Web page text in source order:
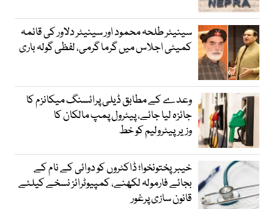
سینیٹر طلحہ محمود اور سینیٹر دلاور کی قائمہ
کمیٹی اجلاس میں گرما گرمی، لفظی گولہ باری
وعدے کے مطابق ڈیلی پرائسنگ میکانزم کا
جائزہ لیا جائے، پیٹرول پمپ مالکان کا
وزیرپیٹرولیم کو خط
خیبرپختونخوا؛ ڈاکٹروں کو دوائی کے نام کے
بجائے فارمولہ لکھنے، کمپیوٹرائز نسخے کیلئے
قانون سازی پرغور